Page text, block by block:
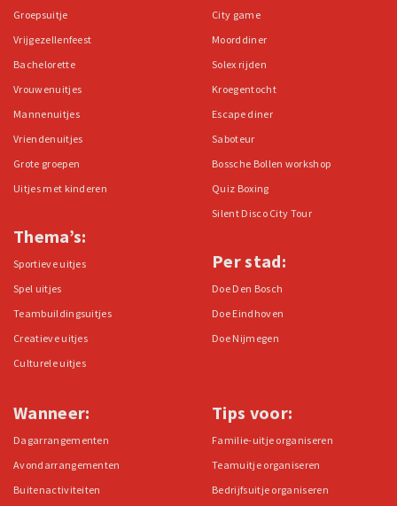
Groepsuitje
Vrijgezellenfeest
Bachelorette
Vrouwenuitjes
Mannenuitjes
Vriendenuitjes
Grote groepen
Uitjes met kinderen
Thema’s:
Sportieve uitjes
Spel uitjes
Teambuildingsuitjes
Creatieve uitjes
Culturele uitjes
City game
Moorddiner
Solex rijden
Kroegentocht
Escape diner
Saboteur
Bossche Bollen workshop
Quiz Boxing
Silent Disco City Tour
Per stad:
Doe Den Bosch
Doe Eindhoven
Doe Nijmegen
Wanneer:
Dagarrangementen
Avondarrangementen
Buitenactiviteiten
Tips voor:
Familie-uitje organiseren
Teamuitje organiseren
Bedrijfsuitje organiseren